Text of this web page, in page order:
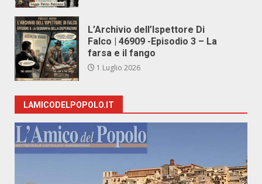
L’Archivio dell’Ispettore Di
Falco | 46909 -Episodio 3 – La
farsa e il fango
1 Luglio 2026
LAMICODELPOPOLO.IT